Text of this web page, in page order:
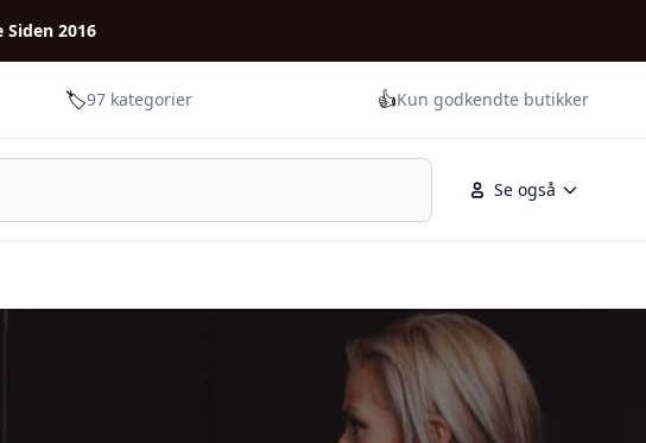
2016
🏷️97 kategorier 👍Kun godkendte butikker
Se også